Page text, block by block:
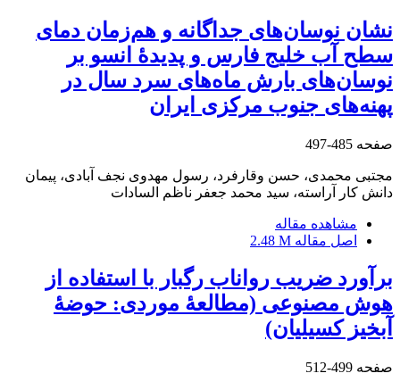
نشان نوسان‌های جداگانه و هم‌زمان دمای
سطح آب خلیج فارس و پدیدۀ انسو بر
نوسان‌های بارش ماه‌های سرد سال در
پهنه‌های جنوب مرکزی ایران
صفحه 485-497
مجتبی محمدی، حسن وقارفرد، رسول مهدوی نجف آبادی، پیمان
دانش کار آراسته، سید محمد جعفر ناظم السادات
مشاهده مقاله
اصل مقاله 2.48 M
برآورد ضریب رواناب رگبار با استفاده از
هوش مصنوعی (مطالعۀ موردی: حوضۀ
آبخیز کسیلیان)
صفحه 499-512